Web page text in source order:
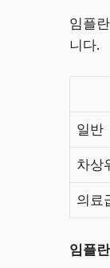
임플
니다.
일반
차상
의료
임플